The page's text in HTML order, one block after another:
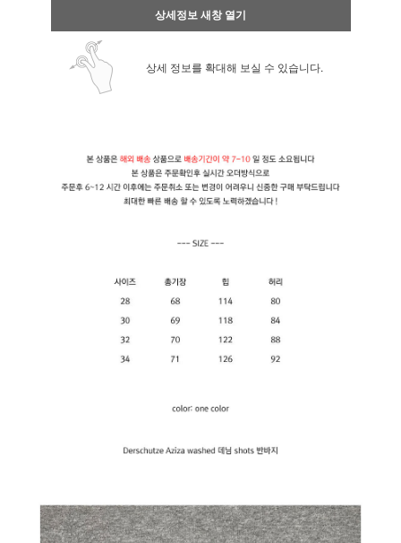
상세정보 새창 열기
상세 정보를 확대해 보실 수 있습니다.